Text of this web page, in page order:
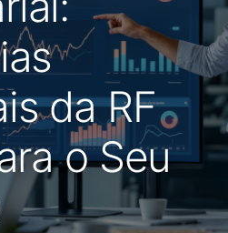
da RF
o Seu